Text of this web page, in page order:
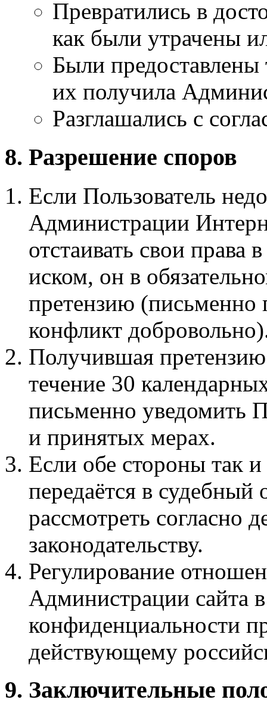
Превратились в
как были утрачены
Были предоставлены
их получила
Разглашались с
8. Разрешение споров
Если Пользователь
Администрации
отстаивать свои права
иском, он в
претензию (письменно
конфликт
Получившая
течение 30
письменно уведомить
и принятых мерах.
Если обе стороны так
передаётся в судебный
рассмотреть согласно
законодательству.
Регулирование
Администрации сайта
конфиденциальности
действующему
9. Заключительные